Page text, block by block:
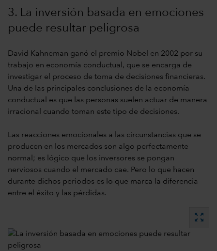
3. La inversión basada en emociones
puede resultar peligrosa
David Kahneman ganó el premio Nobel en 2002 por su
trabajo en economía conductual, que se encarga de
investigar el proceso de toma de decisiones financieras.
Una de las principales conclusiones de la economía
conductual es que las personas suelen actuar de manera
irracional cuando toman este tipo de decisiones.
Las reacciones emocionales a las circunstancias que se
producen en los mercados son algo perfectamente
normal; es lógico que los inversores se pongan
nerviosos cuando el mercado cae. Pero lo que hacen
durante dichos periodos es lo que marca la diferencia
entre el éxito y las pérdidas.
zoom_out_map